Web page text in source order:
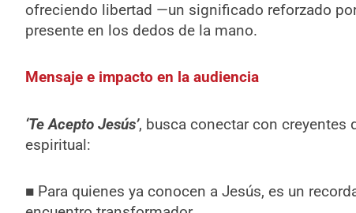
ofreciendo libertad —un significado reforzado
presente en los dedos de la mano.
Mensaje e impacto en la audiencia
‘Te Acepto Jesús’, busca conectar con creyentes
espiritual:
■ Para quienes ya conocen a Jesús, es un